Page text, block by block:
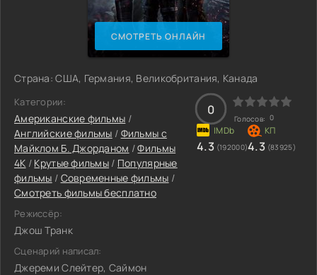
СМОТРЕТЬ ОНЛАЙН
Страна: США, Германия, Великобритания, Канада
Категории:
Американские фильмы /
Английские фильмы / Фильмы c
Майклом Б. Джорданом /Фильмы
4K / Крутые фильмы / Популярные
фильмы / Современные фильмы /
Смотреть фильмы бесплатно
Режиссёр:
Джош Транк
Сценарий написал:
Джереми Слейтер, Саймон
0
Голосов: 0
4.3 (192000)4.3 (83925)